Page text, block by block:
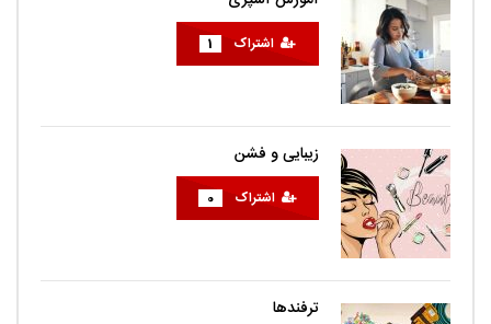
اشتراک 1
زیبایی و فشن
اشتراک 0
ترفندها